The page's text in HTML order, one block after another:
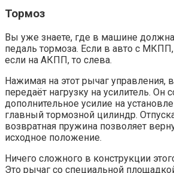
Тормоз
Вы уже знаете, где в машине должна
педаль тормоза. Если в авто с
если на АКПП, то слева.
Нажимая на этот рычаг управления,
передаёт нагрузку на усилитель. Он
дополнительное усилие на
главный тормозной цилиндр.
возвратная пружина позволяет
исходное положение.
Ничего сложного в конструкции
Это рычаг со специальной